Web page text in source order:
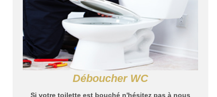
Déboucher WC
Si votre toilette est bouché n'hésitez pas à nous